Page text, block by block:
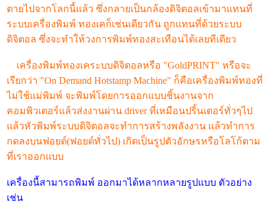
ตายไปจากโลกนี้แล้ว ซึ่งกลายเป็นกล้องดิจิตอลเข้ามาแทนที่
ระบบเครื่องพิมพ์ ทองเคก็เช่นเดียวกัน ถูกแทนที่ด้วยระบบ
ดิจิตอล ซึ่งจะทำให้วงการพิมพ์ทองสะเทือนได้เลยทีเดียว
เครื่องพิมพ์ทองเคระบบดิจิตอลหรือ "GoldPRINT" หรือจะ
เรียกว่า "On Demand Hotstamp Machine" ก็คือเครื่องพิมพ์ทองที่
ไม่ใช้แม่พิมพ์ จะพิมพ์โดยการออกแบบชิ้นงานจาก
คอมพิวเตอร์แล้วส่งงานผ่าน driver ที่เหมือนปริ้นเตอร์ทั่วๆไป
แล้วหัวพิมพ์ระบบดิจิตอลจะทำการสร้างพลังงาน แล้วทำการ
กดลงบนฟอยด์(ฟอยด์ทั่วไป) เกิดเป็นรูปตัวอักษรหรือโลโก้ตาม
ที่เราออกแบบ
เครื่องนี้สามารถพิมพ์ ออกมาได้หลากหลายรูปแบบ ตัวอย่าง
เช่น